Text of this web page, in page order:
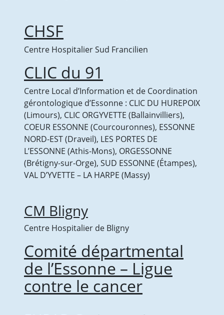
CHSF
Centre Hospitalier Sud Francilien
CLIC du 91
Centre Local d’Information et de Coordination
gérontologique d’Essonne : CLIC DU HUREPOIX
(Limours), CLIC ORGYVETTE (Ballainvilliers),
COEUR ESSONNE (Courcouronnes), ESSONNE
NORD-EST (Draveil), LES PORTES DE
L’ESSONNE (Athis-Mons), ORGESSONNE
(Brétigny-sur-Orge), SUD ESSONNE (Étampes),
VAL D’YVETTE – LA HARPE (Massy)
CM Bligny
Centre Hospitalier de Bligny
Comité départmental
de l’Essonne – Ligue
contre le cancer